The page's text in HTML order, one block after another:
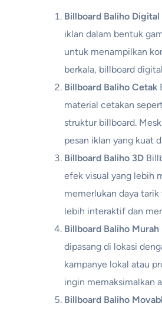
Billboard Baliho Digital
iklan dalam bentuk
untuk menampilkan
berkala, billboard
Billboard Baliho Cetak
material cetakan
struktur billboard.
pesan iklan yang kuat
Billboard Baliho 3D
efek visual yang lebih
memerlukan daya
lebih interaktif dan
Billboard Baliho Murah
dipasang di lokasi
kampanye lokal atau
ingin memaksimalkan
Billboard Baliho